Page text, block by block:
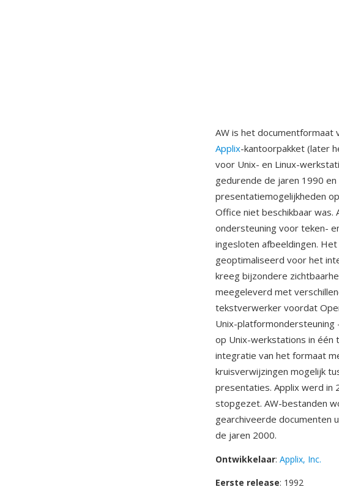
AW is het documentformaat
Applix-kantoorpakket (later
voor Unix- en Linux-
gedurende de jaren 1990
presentatiemogelijkheden
Office niet beschikbaar
ondersteuning voor teken-
ingesloten afbeeldingen.
geoptimaliseerd voor het
kreeg bijzondere
meegeleverd met
tekstverwerker voordat
Unix-
op Unix-werkstations in één
integratie van het formaat
kruisverwijzingen mogelijk
presentaties. Applix werd in
stopgezet. AW-bestanden
gearchiveerde documenten
de jaren 2000.
Ontwikkelaar: Applix, Inc.
Eerste release: 1992